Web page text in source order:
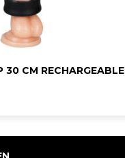
30 CM RECHARGEABLE